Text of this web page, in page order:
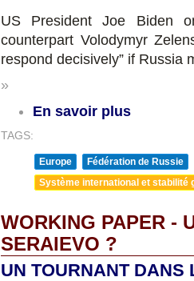
US President Joe Biden
counterpart Volodymyr
respond decisively” if Russia
»
En savoir plus
TAGS:
Europe
Fédération de Russie
Système international et stabilité
WORKING PAPER -
SERAIEVO ?
UN TOURNANT DANS